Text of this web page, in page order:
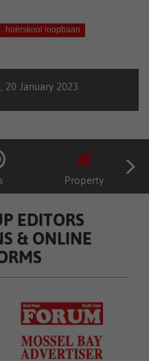
hoërskool loopbaan
20 January 2023
Property
EDITORS
& ONLINE